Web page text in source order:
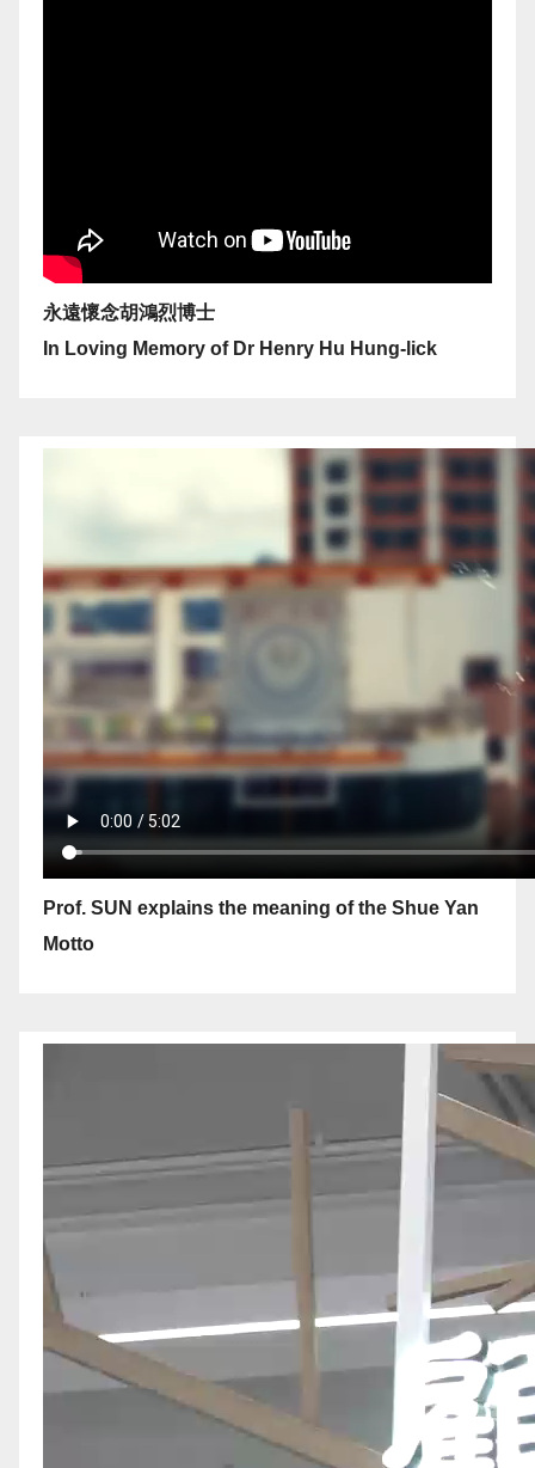
永遠懷念胡鴻烈博士
In Loving Memory of Dr Henry Hu Hung-lick
Prof. SUN explains the meaning of the Shue Yan
Motto